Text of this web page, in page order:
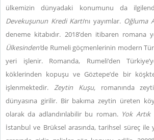
ülkemizin dünyadaki konumunu da
Devekuşunun Kredi Kartı’nı yayımlar. Oğluma
deneme kitabıdır. 2018’den itibaren romana
Ülkesinden’de Rumeli göçmenlerinin modern
yeri işlenir. Romanda, Rumeli’den
köklerinden kopuşu ve Göztepe’de bir
işlenmektedir. Zeytin Kuşu,romanında
dünyasına girilir. Bir bakıma zeytin üreten
olarak da adlandırılabilir bu roman. Yok Artık
İstanbul ve Brüksel arasında, tarihsel süreç ile